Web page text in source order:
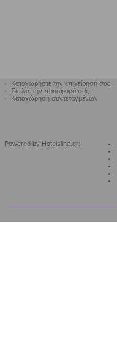
Καταχωρήστε την επιχείρησή σας
Στείλτε την προσφορά σας
Καταχώρηση συντεταγμένων
Powered by Hotelsline.gr: